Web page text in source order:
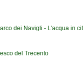
dei Navigli - L'acqua in
del Trecento